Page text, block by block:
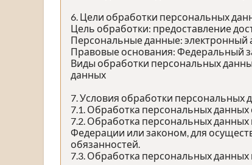
6. Цели обработки персональных
Цель обработки: предоставление
Персональные данные: электронный
Правовые основания: Федеральный
Виды обработки персональных
данных
7. Условия обработки персональных
7.1. Обработка персональных данных
7.2. Обработка персональных
Федерации или законом, для
обязанностей.
7.3. Обработка персональных данных